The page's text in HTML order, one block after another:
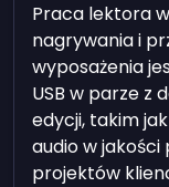
Praca lektora
nagrywania i
wyposażenia
USB w parze
edycji, takim
audio w
projektów